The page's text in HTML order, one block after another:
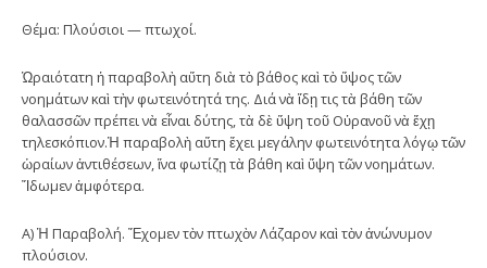
Θέμα: Πλούσιοι — πτωχοί.
Ὡραιότατη ἡ παραβολὴ αὕτη διὰ τὸ βάθος καὶ τὸ ὕψος τῶν
νοημάτων καὶ τὴν φωτεινότητά της. Διά νὰ ἴδῃ τις τὰ βάθη τῶν
θαλασσῶν πρέπει νὰ εἶναι δύτης, τὰ δὲ ὕψη τοῦ Οὐρανοῦ νὰ ἔχῃ
τηλεσκόπιον.Ἡ παραβολὴ αὕτη ἔχει μεγάλην φωτεινότητα λόγῳ τῶν
ὡραίων ἀντιθέσεων, ἵνα φωτίζῃ τὰ βάθη καὶ ὕψη τῶν νοημάτων.
Ἴδωμεν ἀμφότερα.
Α) Ἡ Παραβολή. Ἔχομεν τὸν πτωχὸν Λάζαρον καὶ τὸν ἀνώνυμον
πλούσιον.